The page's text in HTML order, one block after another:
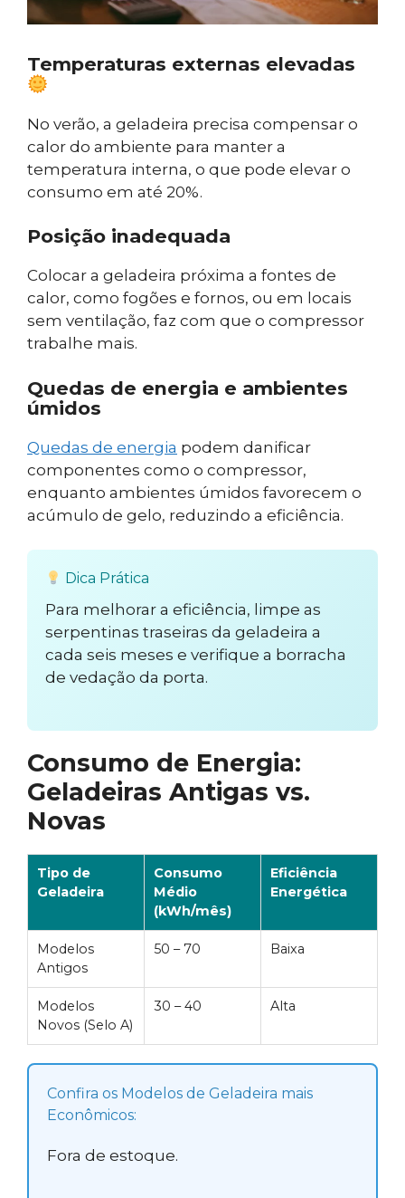
Temperaturas externas elevadas
No verão, a geladeira precisa compensar o
calor do ambiente para manter a
temperatura interna, o que pode elevar o
consumo em até 20%.
Posição inadequada
Colocar a geladeira próxima a fontes de
calor, como fogões e fornos, ou em locais
sem ventilação, faz com que o compressor
trabalhe mais.
Quedas de energia e ambientes
úmidos
Quedas de energia podem danificar
componentes como o compressor,
enquanto ambientes úmidos favorecem o
acúmulo de gelo, reduzindo a eficiência.
Dica Prática
Para melhorar a eficiência, limpe as
serpentinas traseiras da geladeira a
cada seis meses e verifique a borracha
de vedação da porta.
Consumo de Energia:
Geladeiras Antigas vs.
Novas
Tipo de
Geladeira
Consumo
Médio
(kWh/mês)
Eficiência
Energética
Modelos
Antigos
50 – 70 Baixa
Modelos
Novos (Selo A)
30 – 40 Alta
Confira os Modelos de Geladeira mais
Econômicos:
Fora de estoque.